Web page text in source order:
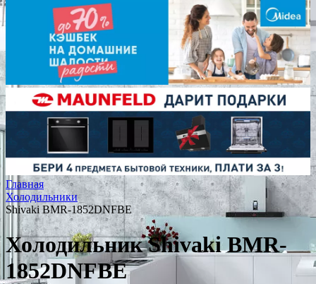
Главная
Холодильники
Shivaki BMR-1852DNFBE
Холодильник Shivaki BMR-
1852DNFBE